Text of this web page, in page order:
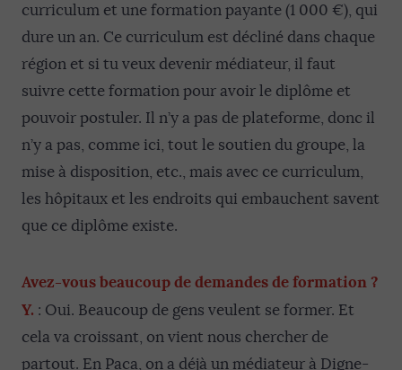
curriculum et une formation payante (1 000 €), qui
dure un an. Ce curriculum est décliné dans chaque
région et si tu veux devenir médiateur, il faut
suivre cette formation pour avoir le diplôme et
pouvoir postuler. Il n’y a pas de plateforme, donc il
n’y a pas, comme ici, tout le soutien du groupe, la
mise à disposition, etc., mais avec ce curriculum,
les hôpitaux et les endroits qui embauchent savent
que ce diplôme existe.
Avez-vous beaucoup de demandes de formation ?
Y. : Oui. Beaucoup de gens veulent se former. Et
cela va croissant, on vient nous chercher de
partout. En Paca, on a déjà un médiateur à Digne-